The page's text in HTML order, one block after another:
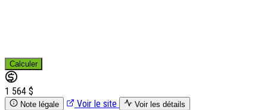
Calculer
1 564 $
Note légale Voir le site Voir les détails